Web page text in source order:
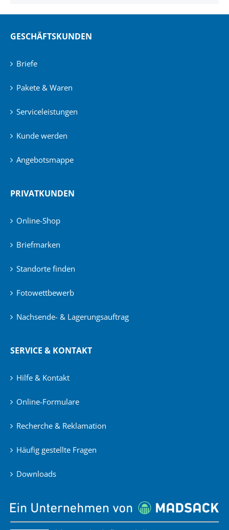
GESCHÄFTSKUNDEN
Briefe
Pakete & Waren
Serviceleistungen
Kunde werden
Angebotsmappe
PRIVATKUNDEN
Online-Shop
Briefmarken
Standorte finden
Fotowettbewerb
Nachsende- & Lagerungsauftrag
SERVICE & KONTAKT
Hilfe & Kontakt
Online-Formulare
Recherche & Reklamation
Häufig gestellte Fragen
Downloads